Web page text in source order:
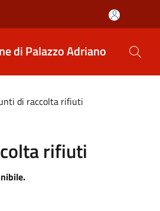
di Palazzo Adriano
di raccolta rifiuti
rifiuti